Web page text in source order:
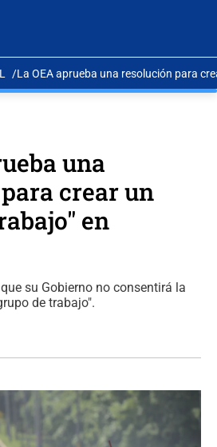
La OEA aprueba una resolución para
una
crear un
en
su Gobierno no consentirá la
de trabajo".